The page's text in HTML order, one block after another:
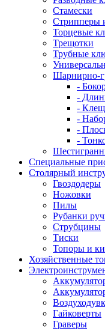
Стамески
Стрипперы
Торцевые
Трещотки
Трубные
Шарнирно-
-
-
-
-
-
-
Специальные
Столярный
Гвоздодеры
Ножовки
Пилы
Рубанки
Струбцины
Тиски
Топоры и
Хозяйственные
Гайковерты
Граверы